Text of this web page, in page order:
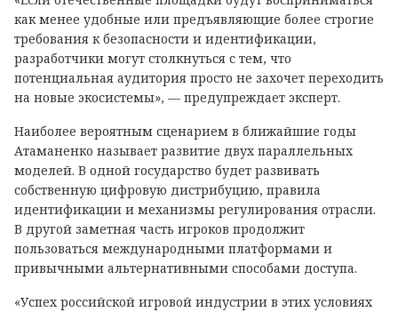
как менее удобные или предъявляющие более строгие
требования к безопасности и идентификации,
разработчики могут столкнуться с тем, что
потенциальная аудитория просто не захочет переходить
на новые экосистемы», — предупреждает эксперт.
Наиболее вероятным сценарием в ближайшие годы
Атаманенко называет развитие двух параллельных
моделей. В одной государство будет развивать
собственную цифровую дистрибуцию, правила
идентификации и механизмы регулирования отрасли.
В другой заметная часть игроков продолжит
пользоваться международными платформами и
привычными альтернативными способами доступа.
«Успех российской игровой индустрии в этих условиях